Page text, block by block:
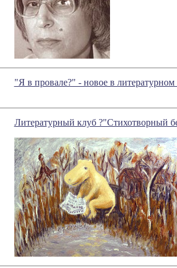
"Я в провале?" - новое в
Литературный клуб ?"Стихотворный